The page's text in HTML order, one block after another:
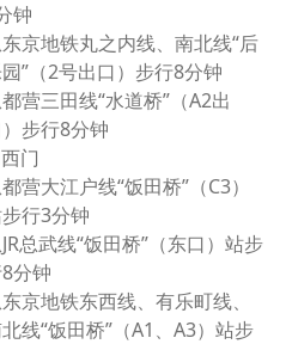
钟
京地铁丸之内线、南北线“后
”（2号出口）步行8分钟
营三田线“水道桥”（A2出
步行8分钟
门
营大江户线“饭田桥”（C3）
行3分钟
总武线“饭田桥”（东口）站步
分钟
京地铁东西线、有乐町线、
线“饭田桥”（A1、A3）站步